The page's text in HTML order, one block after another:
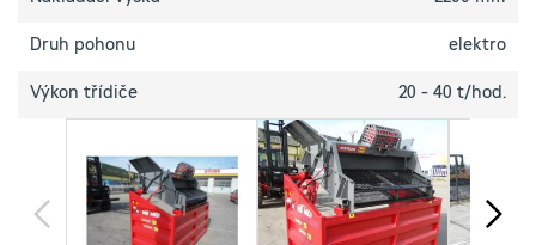
Druh pohonu elektro
Výkon třídiče 20 - 40 t/hod.